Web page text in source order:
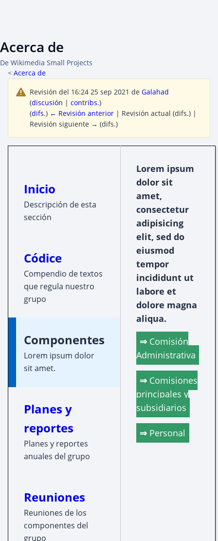
Acerca de
De Wikimedia Small Projects
< Acerca de
Revisión del 16:24 25 sep 2021 de Galahad
(discusión | contribs.)
(difs.) ← Revisión anterior | Revisión actual (difs.) |
Revisión siguiente → (difs.)
Inicio
Descripción de esta
sección
Códice
Compendio de textos
que regula nuestro
grupo
Componentes
Lorem ipsum dolor
sit amet.
Planes y
reportes
Planes y reportes
anuales del grupo
Reuniones
Reuniones de los
componentes del
grupo
Lorem ipsum
dolor sit
amet,
consectetur
adipisicing
elit, sed do
eiusmod
tempor
incididunt ut
labore et
dolore magna
aliqua.
Comisión
Administrativa
Comisiones
principales y
subsidiarios
Personal